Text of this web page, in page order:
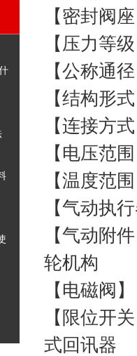
【密封阀
【压力等
【公称通
【结构形
【连接方
【电压范
【温度范
【气动执
【气动附
轮机构
【电磁阀
【限位开
式回讯器